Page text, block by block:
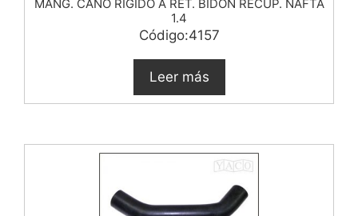
MANG. CAÑO RIGIDO A RET. BIDON RECUP. NAFTA
1.4
Código:4157
Leer más